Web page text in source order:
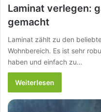
Laminat verlegen:
gemacht
Laminat zählt zu den
Wohnbereich. Es ist sehr
haben und einfach zu…
Weiterlesen